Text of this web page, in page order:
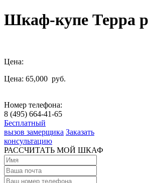
Шкаф-купе Терра
Цена:
Цена: 65,000 руб.
Номер телефона:
8 (495) 664-41-65
Бесплатный
вызов замерщика Заказать
консультацию
РАССЧИТАТЬ МОЙ ШКАФ